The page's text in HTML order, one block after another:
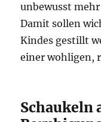
unbewusst
Damit sollen
Kindes gestillt
einer wohligen,
Schaukeln